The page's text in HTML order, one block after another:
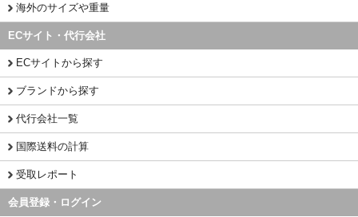
海外のサイズや重量
ECサイト・代行会社
ECサイトから探す
ブランドから探す
代行会社一覧
国際送料の計算
受取レポート
会員登録・ログイン